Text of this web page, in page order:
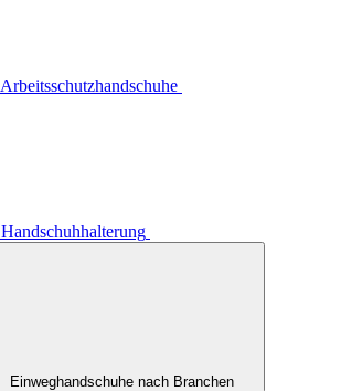
Arbeitsschutzhandschuhe
Handschuhhalterung
Einweghandschuhe nach Branchen